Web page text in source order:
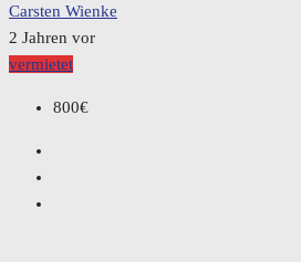
Carsten Wienke
2 Jahren vor
vermietet
800€